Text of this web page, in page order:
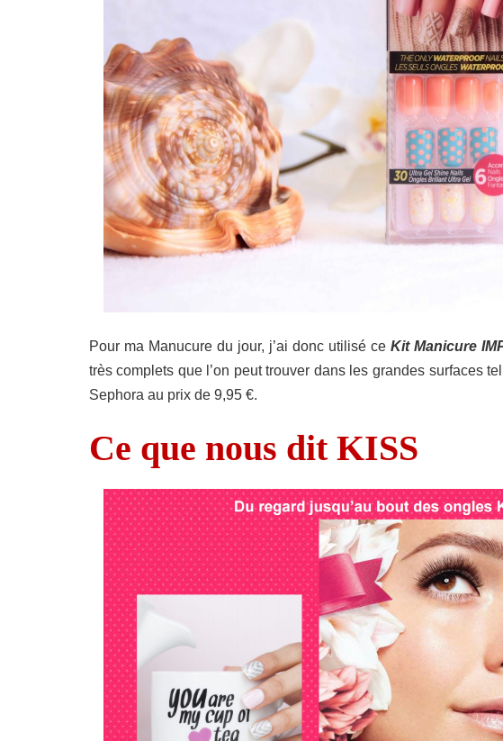
Pour ma Manucure du jour, j’ai donc utilisé ceKit Manicure
très complets que l’on peut trouver dans les grandes surfaces
Sephora au prix de 9,95 €.
Ce que nous dit KISS